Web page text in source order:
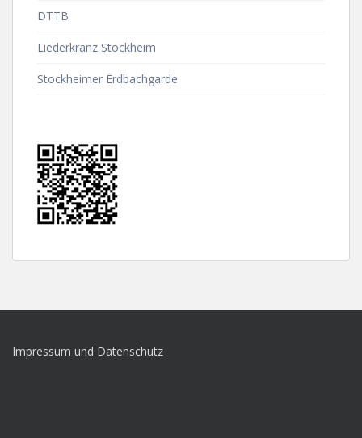
DTTB
Liederkranz Stockheim
Stockheimer Erdbachgarde
Impressum und Datenschutz